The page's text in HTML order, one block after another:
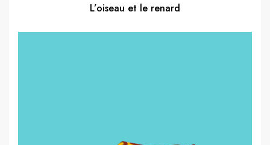
L’oiseau et le renard